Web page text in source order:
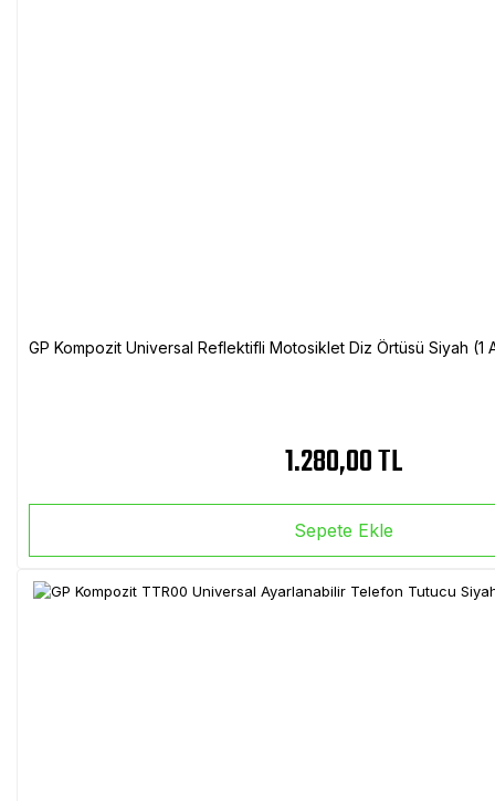
GP Kompozit Universal Reflektifli Motosiklet Diz Örtüsü Siyah
1.280,00 TL
Sepete Ekle